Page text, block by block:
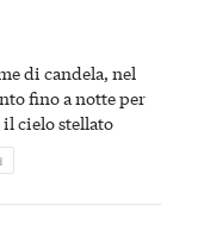
di candela, nel
fino a notte per
cielo stellato